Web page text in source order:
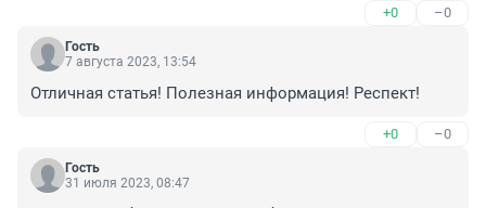
+0 –0
Гость
7 августа 2023, 13:54
Отличная статья! Полезная информация! Респект!
+0 –0
Гость
31 июля 2023, 08:47